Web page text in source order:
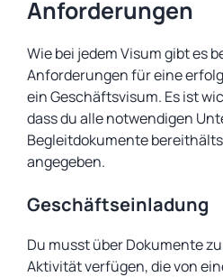
Anforderungen
Wie bei jedem Visum gibt es
Anforderungen für eine
ein Geschäftsvisum. Es ist
dass du alle notwendigen
Begleitdokumente
angegeben.
Geschäftseinladung
Du musst über Dokumente
Aktivität verfügen, die von